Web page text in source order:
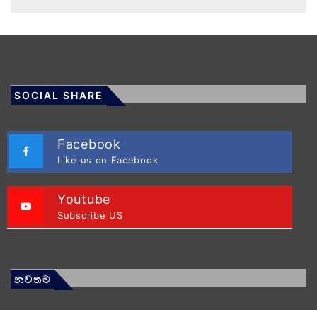
SOCIAL SHARE
Facebook
Like us on Facebook
Youtube
Subscribe US
නවතම